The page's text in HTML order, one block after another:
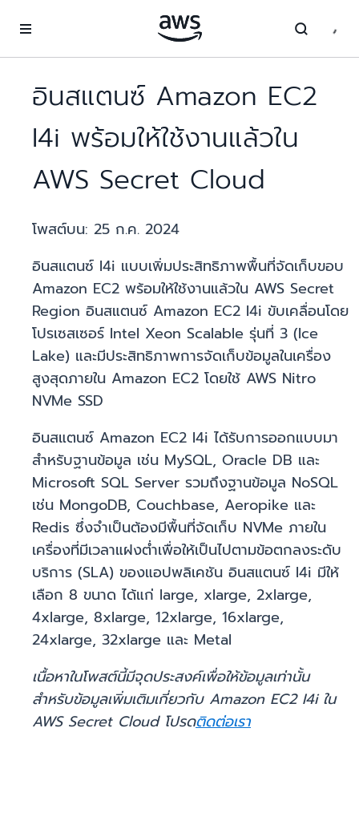
อินสแตนซ์ Amazon EC2
I4i พร้อมให้ใช้งานแล้วใน
AWS Secret Cloud
โพสต์บน: 25 ก.ค. 2024
อินสแตนซ์ I4i แบบเพิ่มประสิทธิภาพพื้นที่จัดเก็บขอบ
Amazon EC2 พร้อมให้ใช้งานแล้วใน AWS Secret
Region อินสแตนซ์ Amazon EC2 I4i ขับเคลื่อนโดย
โปรเซสเซอร์ Intel Xeon Scalable รุ่นที่ 3 (Ice
Lake) และมีประสิทธิภาพการจัดเก็บข้อมูลในเครื่อง
สูงสุดภายใน Amazon EC2 โดยใช้ AWS Nitro
NVMe SSD
อินสแตนซ์ Amazon EC2 I4i ได้รับการออกแบบมา
สำหรับฐานข้อมูล เช่น MySQL, Oracle DB และ
Microsoft SQL Server รวมถึงฐานข้อมูล NoSQL
เช่น MongoDB, Couchbase, Aeropike และ
Redis ซึ่งจำเป็นต้องมีพื้นที่จัดเก็บ NVMe ภายใน
เครื่องที่มีเวลาแฝงต่ำเพื่อให้เป็นไปตามข้อตกลงระดับ
บริการ (SLA) ของแอปพลิเคชัน อินสแตนซ์ I4i มีให้
เลือก 8 ขนาด ได้แก่ large, xlarge, 2xlarge,
4xlarge, 8xlarge, 12xlarge, 16xlarge,
24xlarge, 32xlarge และ Metal
เนื้อหาในโพสต์นี้มีจุดประสงค์เพื่อให้ข้อมูลเท่านั้น
สำหรับข้อมูลเพิ่มเติมเกี่ยวกับ Amazon EC2 I4i ใน
AWS Secret Cloud โปรดติดต่อเรา